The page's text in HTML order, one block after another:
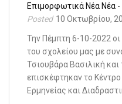
ΕπιμορφωτικάΝέαΝέα -
10 Οκτωβρίου,
Την Πέμπτη 6-10-2022
του σχολείου μας με
Τσιουβάρα Βασιλική
επισκέφτηκαν το
Ερμηνείας και